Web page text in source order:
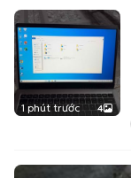
1 phút trước 4